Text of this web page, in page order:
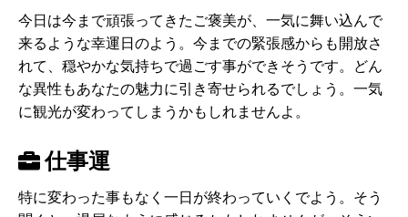
今日は今まで頑張ってきたご褒美が、一気に舞い込んで
来るような幸運日のよう。今までの緊張感からも開放さ
れて、穏やかな気持ちで過ごす事ができそうです。どん
な異性もあなたの魅力に引き寄せられるでしょう。一気
に観光が変わってしまうかもしれませんよ。
仕事運
特に変わった事もなく一日が終わっていくでよう。そう